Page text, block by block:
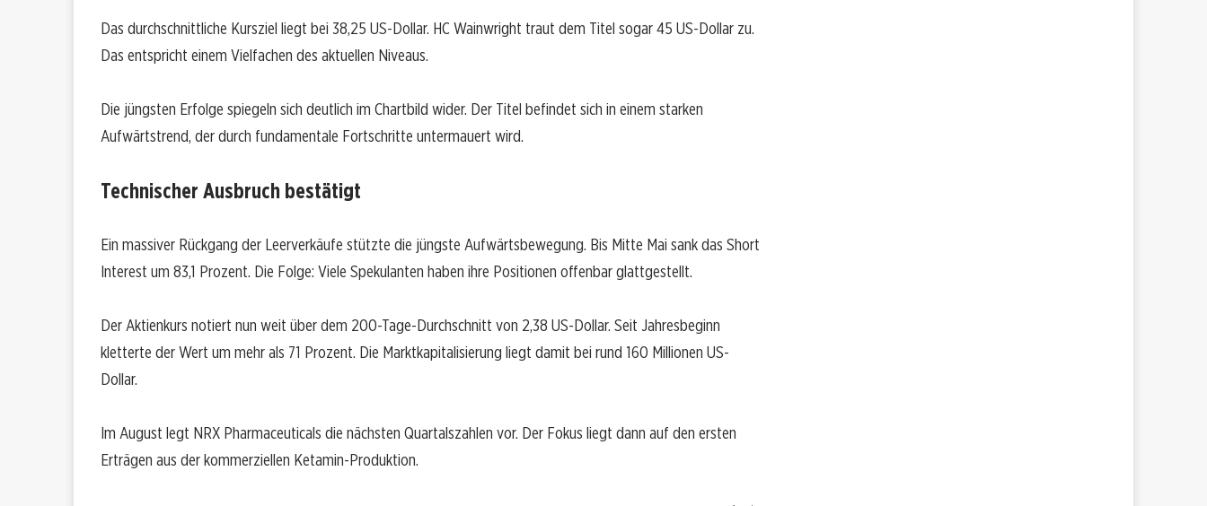
Das durchschnittliche Kursziel liegt bei 38,25 US-Dollar. HC Wainwright traut dem Titel sogar 45 US-Dollar zu.
Das entspricht einem Vielfachen des aktuellen Niveaus.
Die jüngsten Erfolge spiegeln sich deutlich im Chartbild wider. Der Titel befindet sich in einem starken
Aufwärtstrend, der durch fundamentale Fortschritte untermauert wird.
Technischer Ausbruch bestätigt
Ein massiver Rückgang der Leerverkäufe stützte die jüngste Aufwärtsbewegung. Bis Mitte Mai sank das Short
Interest um 83,1 Prozent. Die Folge: Viele Spekulanten haben ihre Positionen offenbar glattgestellt.
Der Aktienkurs notiert nun weit über dem 200-Tage-Durchschnitt von 2,38 US-Dollar. Seit Jahresbeginn
kletterte der Wert um mehr als 71 Prozent. Die Marktkapitalisierung liegt damit bei rund 160 Millionen US-
Dollar.
Im August legt NRX Pharmaceuticals die nächsten Quartalszahlen vor. Der Fokus liegt dann auf den ersten
Erträgen aus der kommerziellen Ketamin-Produktion.